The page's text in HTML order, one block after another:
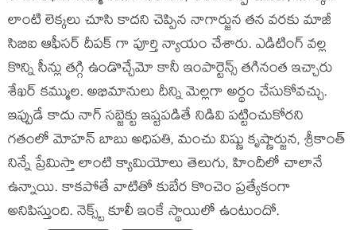
లాంటి లెక్కలు చూసి కాదని చెప్పిన నాగార్జున తన వరకు మాజీ
సిబిఐ ఆఫీసర్ దీపక్ గా పూర్తి న్యాయం చేశారు. ఎడిటింగ్ వల్ల
కొన్ని సీన్లు తగ్గి ఉండొచ్చేమో కానీ ఇంపార్టెన్స్ తగినంత ఇచ్చారు
శేఖర్ కమ్ముల. అభిమానులు దీన్ని మెల్లగా అర్థం చేసుకోవచ్చు.
ఇప్పుడే కాదు నాగ్ సబ్జెక్టు ఇష్టపడితే నిడివి పట్టించుకోరని
గతంలో మోహన్ బాబు అధిపతి, మంచు విష్ణు కృష్ణార్జున, శ్రీకాంత్
నిన్నే ప్రేమిస్తా లాంటి క్యామియోలు తెలుగు, హిందీలో చాలానే
ఉన్నాయి. కాకపోతే వాటితో కుబేర కొంచెం ప్రత్యేకంగా
అనిపిస్తుంది. నెక్స్ట్ కూలీ ఇంకే స్థాయిలో ఉంటుందో.